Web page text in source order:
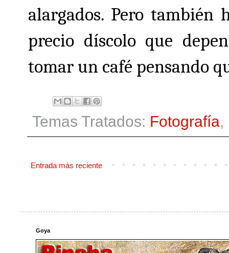
alargados. Pero también
precio díscolo que
tomar un café pensando
Temas Tratados: Fotografía,
Entrada más reciente
Goya